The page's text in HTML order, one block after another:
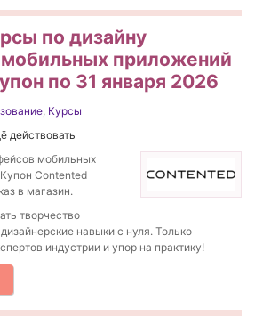
по дизайну
приложений
по 31 января 2026
Курсы
действовать
мобильных
Contented
в магазин.
творчество
навыки с нуля. Только
индустрии и упор на практику!